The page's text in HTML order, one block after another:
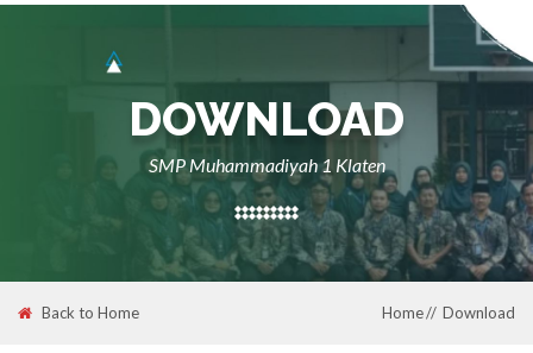
DOWNLOAD
SMP Muhammadiyah 1 Klaten
Back to Home Home Download